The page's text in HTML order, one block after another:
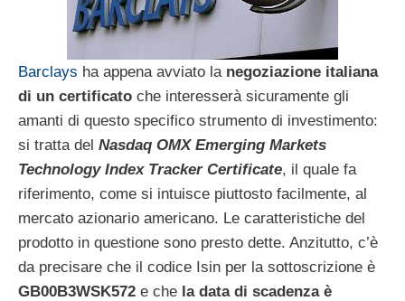
Barclays ha appena avviato la negoziazione italiana
di un certificato che interesserà sicuramente gli
amanti di questo specifico strumento di investimento:
si tratta del Nasdaq OMX Emerging Markets
Technology Index Tracker Certificate, il quale fa
riferimento, come si intuisce piuttosto facilmente, al
mercato azionario americano. Le caratteristiche del
prodotto in questione sono presto dette. Anzitutto, c’è
da precisare che il codice Isin per la sottoscrizione è
GB00B3WSK572 e che la data di scadenza è